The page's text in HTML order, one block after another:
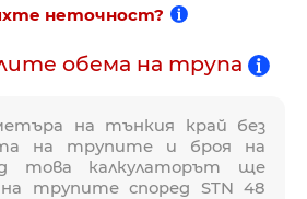
обема на трупа
на тънкия край без
на трупите и броя на
това калкулаторът ще
на трупите според STN 48
неточност?